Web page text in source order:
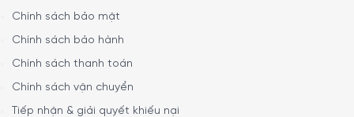
Chính sách bảo mật
Chính sách bảo hành
Chính sách thanh toán
Chính sách vận chuyển
Tiếp nhận & giải quyết khiếu nại